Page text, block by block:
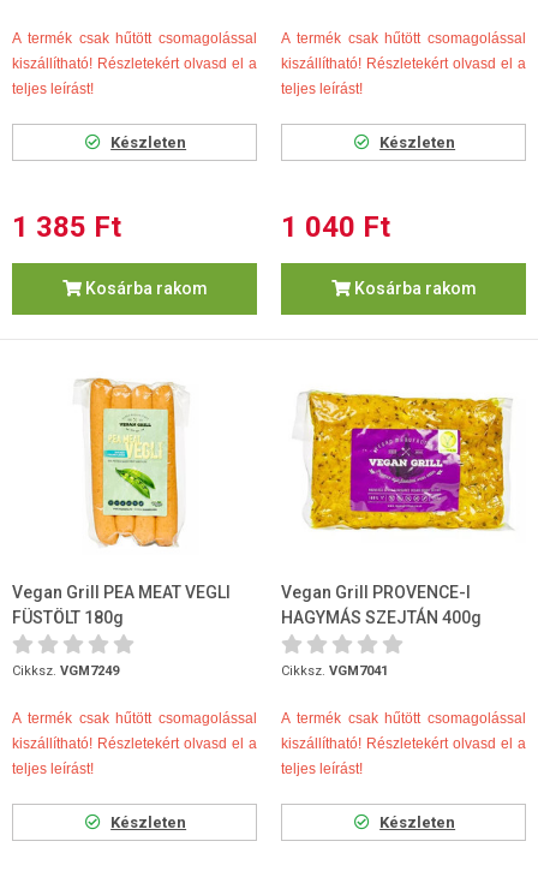
A termék csak hűtött csomagolással
kiszállítható! Részletekért olvasd el a
teljes leírást!
Készleten
1 385 Ft
Kosárba rakom
A termék csak hűtött csomagolással
kiszállítható! Részletekért olvasd el a
teljes leírást!
Készleten
1 040 Ft
Kosárba rakom
Vegan Grill PEA MEAT VEGLI
FÜSTÖLT 180g
Cikksz. VGM7249
A termék csak hűtött csomagolással
kiszállítható! Részletekért olvasd el a
teljes leírást!
Készleten
Vegan Grill PROVENCE-I
HAGYMÁS SZEJTÁN 400g
Cikksz. VGM7041
A termék csak hűtött csomagolással
kiszállítható! Részletekért olvasd el a
teljes leírást!
Készleten